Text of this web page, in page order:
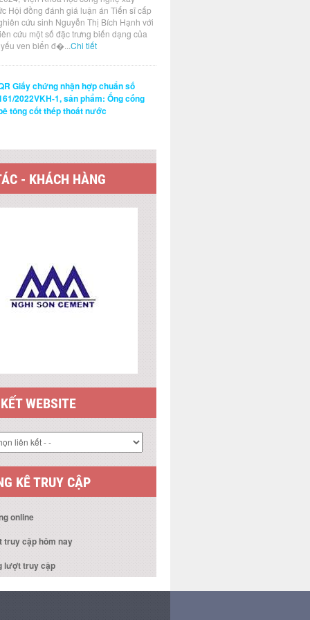
Hội đồng đánh giá luận án Tiến sĩ cấp
cứu sinh Nguyễn Thị Bích Hạnh với
cứu một số đặc trưng biến dạng của
ven biển đ�...Chi tiết
Giấy chứng nhận hợp chuẩn số
2022VKH-1, sản phẩm: Ống cống
tông cốt thép thoát nước
- KHÁCH HÀNG
WEBSITE
KÊ TRUY CẬP
online
truy cập hôm nay
lượt truy cập